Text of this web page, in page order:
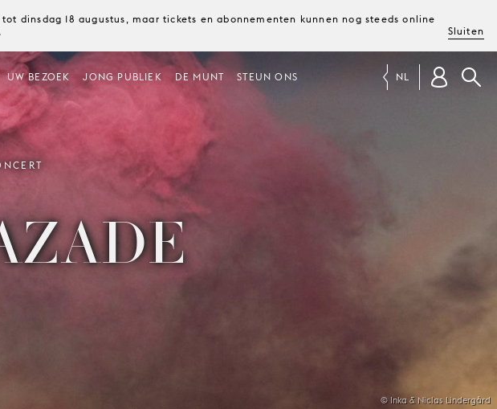
dinsdag 18 augustus, maar tickets en abonnementen kunnen nog steeds online
Sluiten
UW BEZOEK JONG PUBLIEK DE MUNT STEUN ONS NL
© Inka & Niclas Lindergård